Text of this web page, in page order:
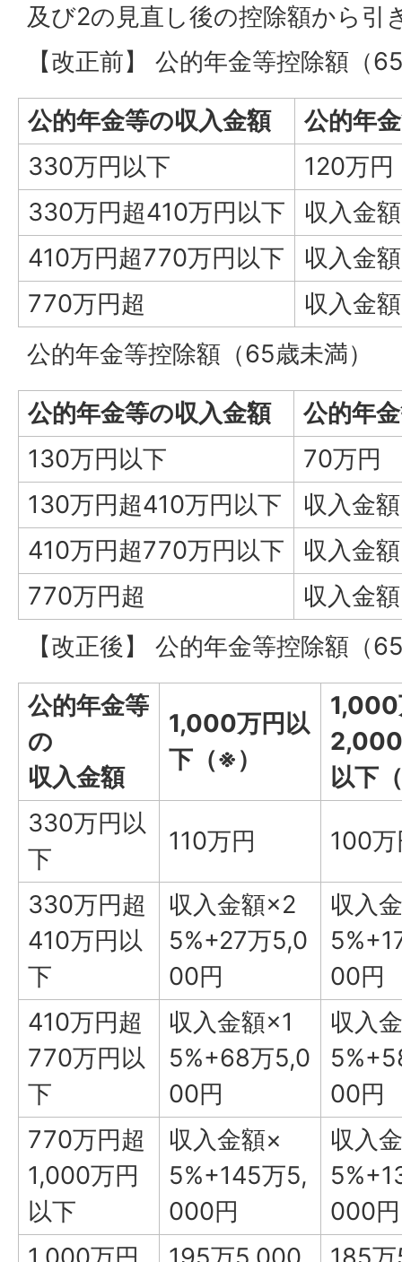
及び2の見直し後の控除額から引
【改正前】 公的年金等控除額（
公的年金等の収入金額
公的年
330万円以下
120万円
330万円超410万円以下
収入金
410万円超770万円以下
収入金
770万円超
収入金
公的年金等控除額（65歳未満）
公的年金等の収入金額
公的年
130万円以下
70万円
130万円超410万円以下
収入金
410万円超770万円以下
収入金
770万円超
収入金
【改正後】 公的年金等控除額（
公的年金等
の
収入金額
1,000万円以
下（※）
1,000
以下
330万円以
下
110万円 100
330万円超
410万円以
下
収入金額×2
5%+27万5,0
00円
収入
00円
410万円超
770万円以
下
収入金額×1
5%+68万5,0
00円
収入
00円
770万円超
1,000万円
以下
収入金額×
5%+145万5,
000円
収入
000円